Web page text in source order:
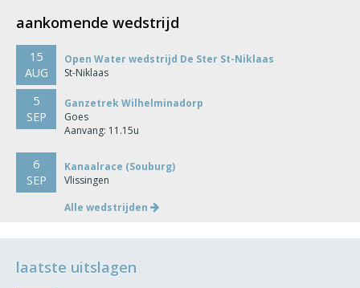
aankomende wedstrijd
15
AUG
Open Water wedstrijd De Ster St-Niklaas
St-Niklaas
5
SEP
Ganzetrek Wilhelminadorp
Goes
Aanvang: 11.15u
6
SEP
Kanaalrace (Souburg)
Vlissingen
Alle wedstrijden
laatste uitslagen